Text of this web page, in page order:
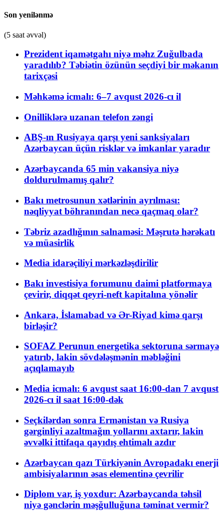
Son yenilənmə
(5 saat əvvəl)
Prezident iqamətgahı niyə məhz Zuğulbada
yaradılıb? Təbiətin özünün seçdiyi bir məkanın
tarixçəsi
Məhkəmə icmalı: 6–7 avqust 2026-cı il
Onilliklərə uzanan telefon zəngi
ABŞ-ın Rusiyaya qarşı yeni sanksiyaları
Azərbaycan üçün risklər və imkanlar yaradır
Azərbaycanda 65 min vakansiya niyə
doldurulmamış qalır?
Bakı metrosunun xətlərinin ayrılması:
nəqliyyat böhranından necə qaçmaq olar?
Təbriz azadlığının salnaməsi: Məşrutə hərəkatı
və müasirlik
Media idarəçiliyi mərkəzləşdirilir
Bakı investisiya forumunu daimi platformaya
çevirir, diqqət qeyri-neft kapitalına yönəlir
Ankara, İslamabad və Ər-Riyad kimə qarşı
birləşir?
SOFAZ Perunun energetika sektoruna sərmayə
yatırıb, lakin sövdələşmənin məbləğini
açıqlamayıb
Media icmalı: 6 avqust saat 16:00-dan 7 avqust
2026-cı il saat 16:00-dək
Seçkilərdən sonra Ermənistan və Rusiya
gərginliyi azaltmağın yollarını axtarır, lakin
əvvəlki ittifaqa qayıdış ehtimalı azdır
Azərbaycan qazı Türkiyənin Avropadakı enerji
ambisiyalarının əsas elementinə çevrilir
Diplom var, iş yoxdur: Azərbaycanda təhsil
niyə gənclərin məşğulluğuna təminat vermir?